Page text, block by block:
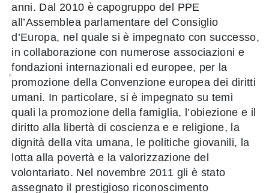
anni. Dal 2010 è capogruppo del PPE
all’Assemblea parlamentare del Consiglio
d’Europa, nel quale si è impegnato con successo,
in collaborazione con numerose associazioni e
fondazioni internazionali ed europee, per la
promozione della Convenzione europea dei diritti
umani. In particolare, si è impegnato su temi
quali la promozione della famiglia, l’obiezione e il
diritto alla libertà di coscienza e e religione, la
dignità della vita umana, le politiche giovanili, la
lotta alla povertà e la valorizzazione del
volontariato. Nel novembre 2011 gli è stato
assegnato il prestigioso riconoscimento